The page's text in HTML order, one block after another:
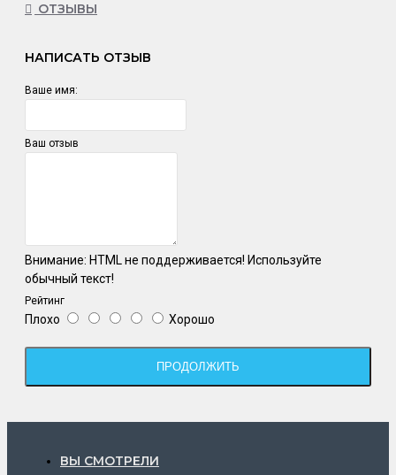
ОТЗЫВЫ
НАПИСАТЬ ОТЗЫВ
Ваше имя:
Ваш отзыв
Внимание: HTML не поддерживается! Используйте
обычный текст!
Рейтинг
Плохо Хорошо
ПРОДОЛЖИТЬ
ВЫ СМОТРЕЛИ